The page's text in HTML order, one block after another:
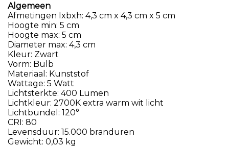
Algemeen
Afmetingen lxbxh: 4,3 cm x 4,3 cm x 5 cm
Hoogte min: 5 cm
Hoogte max: 5 cm
Diameter max: 4,3 cm
Kleur: Zwart
Vorm: Bulb
Materiaal: Kunststof
Wattage: 5 Watt
Lichtsterkte: 400 Lumen
Lichtkleur: 2700K extra warm wit licht
Lichtbundel: 120°
CRI: 80
Levensduur: 15.000 branduren
Gewicht: 0,03 kg